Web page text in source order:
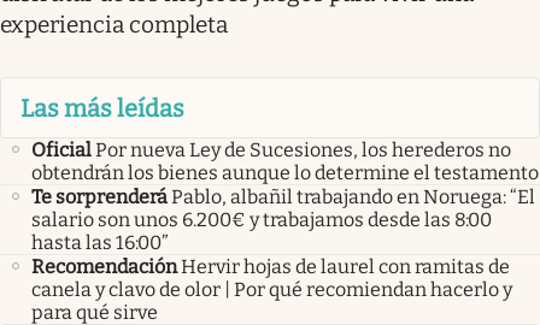
experiencia completa
Las más leídas
OficialPor nueva Ley de Sucesiones, los herederos no
obtendrán los bienes aunque lo determine el testamento
Te sorprenderáPablo, albañil trabajando en Noruega: “El
salario son unos 6.200€ y trabajamos desde las 8:00
hasta las 16:00”
RecomendaciónHervir hojas de laurel con ramitas de
canela y clavo de olor | Por qué recomiendan hacerlo y
para qué sirve